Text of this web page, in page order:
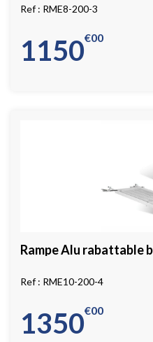
RME8-200-3
1150 00
€
Rampe Alu rabattable
RME10-200-4
1350 00
€